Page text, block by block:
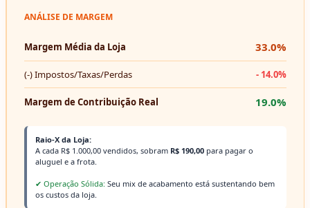
ANÁLISE DE MARGEM
Margem Média da Loja 33.0%
(-) Impostos/Taxas/Perdas - 14.0%
Margem de Contribuição Real 19.0%
Raio-X da Loja:
A cada R$ 1.000,00 vendidos, sobram R$ 190,00 para pagar o
aluguel e a frota.
✔ Operação Sólida: Seu mix de acabamento está sustentando bem
os custos da loja.